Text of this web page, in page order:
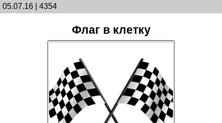
05.07.16 | 4354
Флаг в клетку